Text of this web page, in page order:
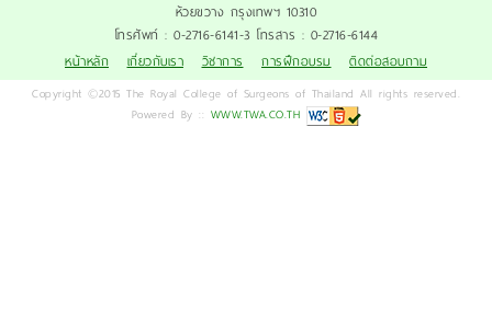
ห้วยขวาง กรุงเทพฯ 10310
โทรศัพท์ : 0-2716-6141-3 โทรสาร : 0-2716-6144
หน้าหลัก
เกี่ยวกับเรา วิชาการ การฝึกอบรม ติดต่อสอบถาม
Copyright ©2015 The Royal College of Surgeons of Thailand All rights reserved.
Powered By :: WWW.TWA.CO.TH